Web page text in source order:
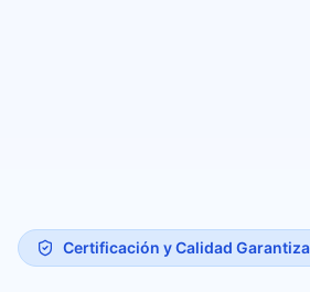
Certificación y Calidad